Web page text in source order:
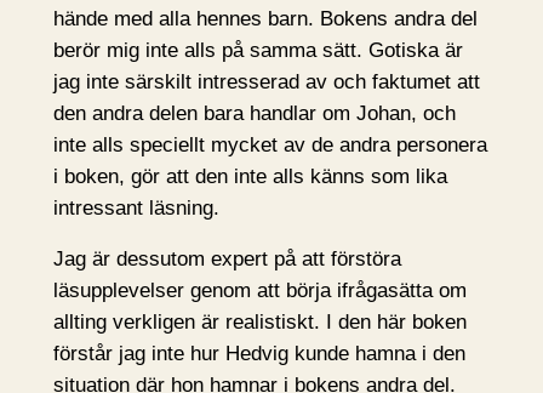
hände med alla hennes barn. Bokens andra del
berör mig inte alls på samma sätt. Gotiska är
jag inte särskilt intresserad av och faktumet att
den andra delen bara handlar om Johan, och
inte alls speciellt mycket av de andra personera
i boken, gör att den inte alls känns som lika
intressant läsning.
Jag är dessutom expert på att förstöra
läsupplevelser genom att börja ifrågasätta om
allting verkligen är realistiskt. I den här boken
förstår jag inte hur Hedvig kunde hamna i den
situation där hon hamnar i bokens andra del.